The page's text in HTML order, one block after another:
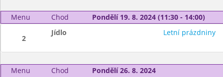
Menu Chod Pondělí 19. 8. 2024 (11:30 - 14:00)
2
Jídlo Letní prázdniny
Menu Chod
Pondělí 26. 8. 2024